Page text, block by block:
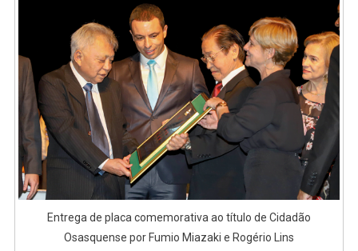
Entrega de placa comemorativa ao título de Cidadão
Osasquense por Fumio Miazaki e Rogério Lins